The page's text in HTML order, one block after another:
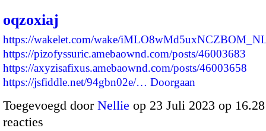
oqzoxiaj
https://wakelet.com/wake/
https://pizofyssuric.amebaownd.com/posts/46003683
https://axyzisafixus.amebaownd.com/posts/46003658
https://jsfiddle.net/94gbn02e/… Doorgaan
Toegevoegd door Nellie op 23 Juli 2023 op
reacties